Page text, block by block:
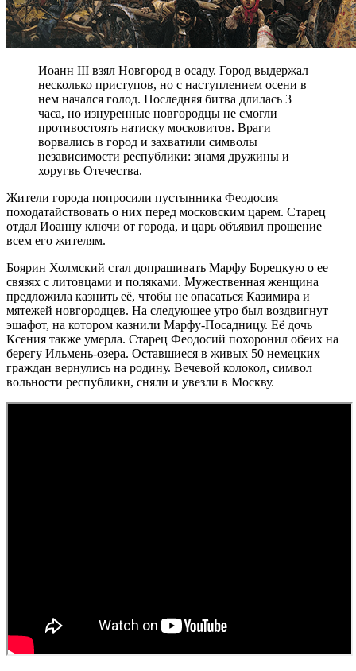
Иоанн III взял Новгород в осаду. Город выдержал
несколько приступов, но с наступлением осени в
нем начался голод. Последняя битва длилась 3
часа, но изнуренные новгородцы не смогли
противостоять натиску московитов. Враги
ворвались в город и захватили символы
независимости республики: знамя дружины и
хоругвь Отечества.
Жители города попросили пустынника Феодосия
походатайствовать о них перед московским царем. Старец
отдал Иоанну ключи от города, и царь объявил прощение
всем его жителям.
Боярин Холмский стал допрашивать Марфу Борецкую о ее
связях с литовцами и поляками. Мужественная женщина
предложила казнить её, чтобы не опасаться Казимира и
мятежей новгородцев. На следующее утро был воздвигнут
эшафот, на котором казнили Марфу-Посадницу. Её дочь
Ксения также умерла. Старец Феодосий похоронил обеих на
берегу Ильмень-озера. Оставшиеся в живых 50 немецких
граждан вернулись на родину. Вечевой колокол, символ
вольности республики, сняли и увезли в Москву.